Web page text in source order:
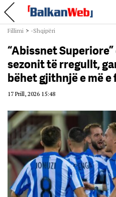
Fillimi > -Shqipëri
“Abissnet
sezonit të rregullt,
bëhet gjithnjë e më
17 Prill, 2026 15:48